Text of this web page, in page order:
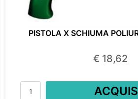
PISTOLA X SCHIUMA
€ 18,62
Quantità